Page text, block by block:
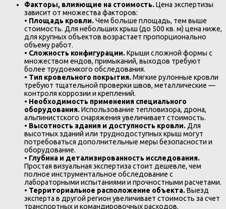
Факторы, влияющие на стоимость.Цена экспертизы
зависит от множества факторов:
• Площадь кровли.Чем больше площадь, тем выше
стоимость. Для небольших крыш (до 500 кв. м) цена ниже,
для крупных объектов возрастает пропорционально
объему работ.
• Сложность конфигурации.Крыши сложной формы с
множеством ендов, примыканий, выходов требуют
более трудоемкого обследования.
• Тип кровельного покрытия.Мягкие рулонные кровли
требуют тщательной проверки швов, металлические —
контроля коррозии и креплений.
• Необходимость применения специального
оборудования.Использование тепловизора, дрона,
альпинистского снаряжения увеличивает стоимость.
• Высотность здания и доступность кровли. Для
высотных зданий или труднодоступных крыш могут
потребоваться дополнительные меры безопасности и
оборудование.
• Глубина и детализированность исследования.
Простая визуальная экспертиза стоит дешевле, чем
полное инструментальное обследование с
лабораторными испытаниями и прочностными расчетами.
• Территориальное расположение объекта.Выезд
эксперта в другой регион увеличивает стоимость за счет
транспортных и командировочных расходов.